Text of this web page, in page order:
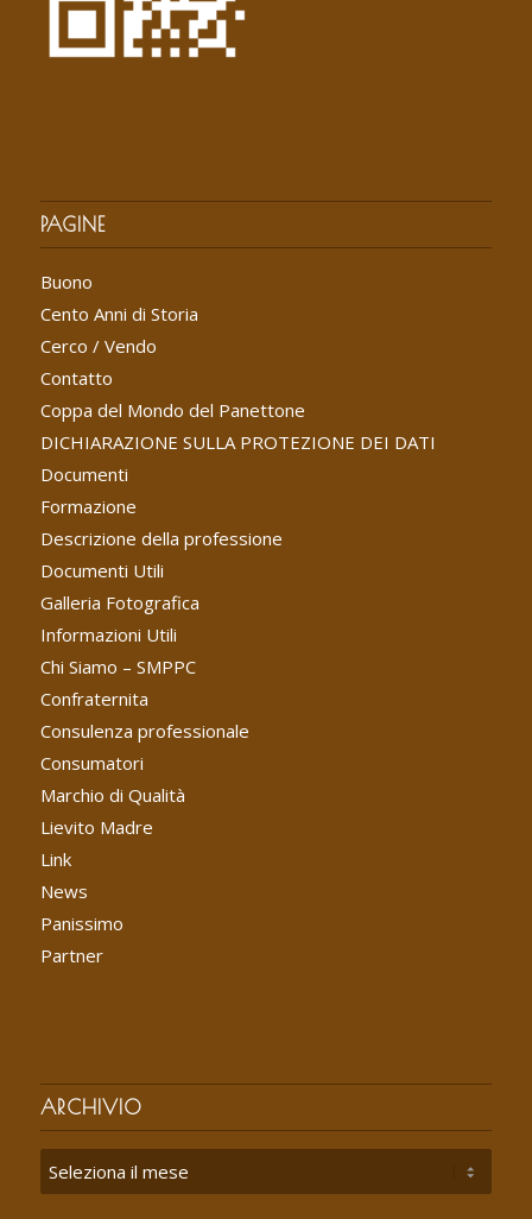
PAGINE
Buono
Cento Anni di Storia
Cerco / Vendo
Contatto
Coppa del Mondo del Panettone
DICHIARAZIONE SULLA PROTEZIONE DEI DATI
Documenti
Formazione
Descrizione della professione
Documenti Utili
Galleria Fotografica
Informazioni Utili
Chi Siamo – SMPPC
Confraternita
Consulenza professionale
Consumatori
Marchio di Qualità
Lievito Madre
Link
News
Panissimo
Partner
ARCHIVIO